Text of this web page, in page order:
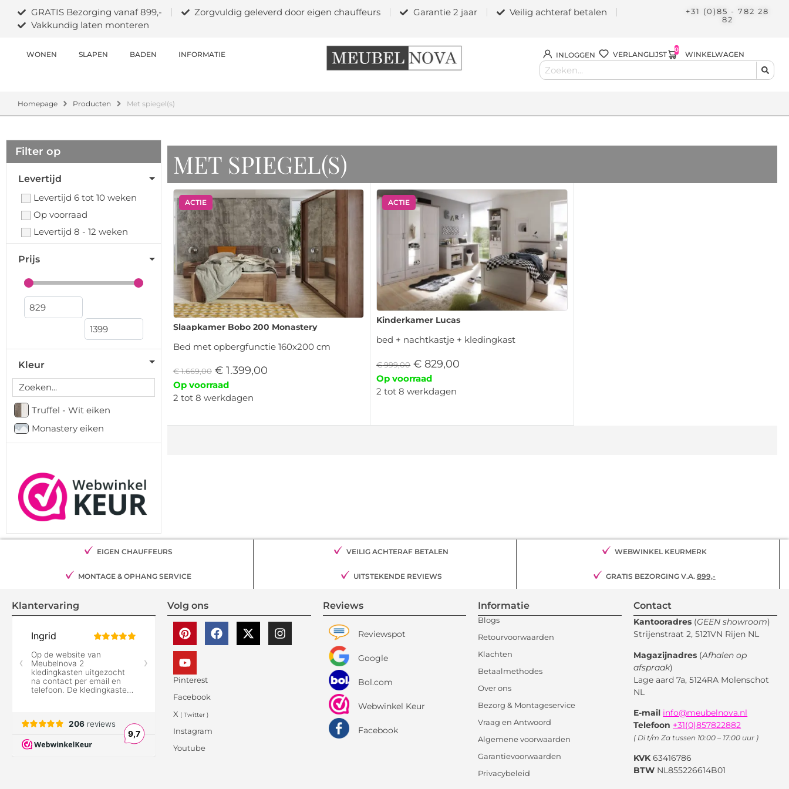
GRATIS Bezorging vanaf 899,- Zorgvuldig geleverd door eigen chauffeurs Garantie 2 jaar
Veilig achteraf betalen
Vakkundig laten monteren
+31 (0)85 - 782 28
82
WONEN SLAPEN BADEN INFORMATIE INLOGGEN VERLANGLIJST WINKELWAGEN
0
Homepage Producten Met spiegel(s)
Filter op
Levertijd
Levertijd 6 tot 10 weken
Op voorraad
Levertijd 8 - 12 weken
Prijs
Kleur
Truffel - Wit eiken
Monastery eiken
MET SPIEGEL(S)
ACTIE
Slaapkamer Bobo 200 Monastery
Bed met opbergfunctie 160x200 cm
€1.669,00 €1.399,00
Op voorraad
2 tot 8 werkdagen
ACTIE
Kinderkamer Lucas
bed + nachtkastje + kledingkast
€999,00 € 829,00
Op voorraad
2 tot 8 werkdagen
EIGEN CHAUFFEURS VEILIG ACHTERAF BETALEN WEBWINKEL KEURMERK
MONTAGE & OPHANG SERVICE UITSTEKENDE REVIEWS GRATIS BEZORGING V.A. 899,-
Klantervaring Volg ons
Pinterest
Facebook
X ( Twitter )
Instagram
Youtube
Reviews
Reviewspot
Google
Bol.com
Webwinkel Keur
Facebook
Informatie
Blogs
Retourvoorwaarden
Klachten
Betaalmethodes
Over ons
Bezorg & Montageservice
Vraag en Antwoord
Algemene voorwaarden
Garantievoorwaarden
Privacybeleid
Contact
Kantooradres (GEEN showroom)
Strijenstraat 2, 5121VN Rijen NL
Magazijnadres (Afhalen op
afspraak)
Lage aard 7a, 5124RA Molenschot
NL
E-mail info@meubelnova.nl
Telefoon +31(0)857822882
( Di t/m Za tussen 10:00 – 17:00 uur )
KVK63416786
BTW NL855226614B01